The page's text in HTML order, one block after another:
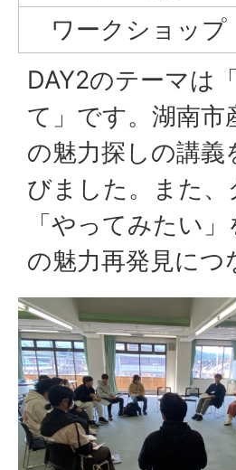
ワークショップ
DAY2のテーマは
て」です。湖南市
の魅力探しの講
びました。また
「やってみたい
の魅力再発見に